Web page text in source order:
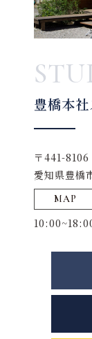
豊橋本
〒441-8106
愛知県豊橋
MAP